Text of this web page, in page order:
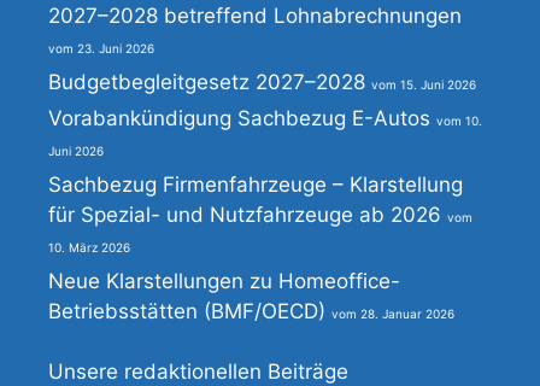
2027–2028 betreffend Lohnabrechnungen
23. Juni 2026
Budgetbegleitgesetz 2027–2028 15. Juni 2026
Vorabankündigung Sachbezug E-Autos 10.
Juni 2026
Sachbezug Firmenfahrzeuge – Klarstellung
für Spezial- und Nutzfahrzeuge ab 2026
10. März 2026
Neue Klarstellungen zu Homeoffice-
Betriebsstätten (BMF/OECD)
28. Januar 2026
Unsere redaktionellen Beiträge